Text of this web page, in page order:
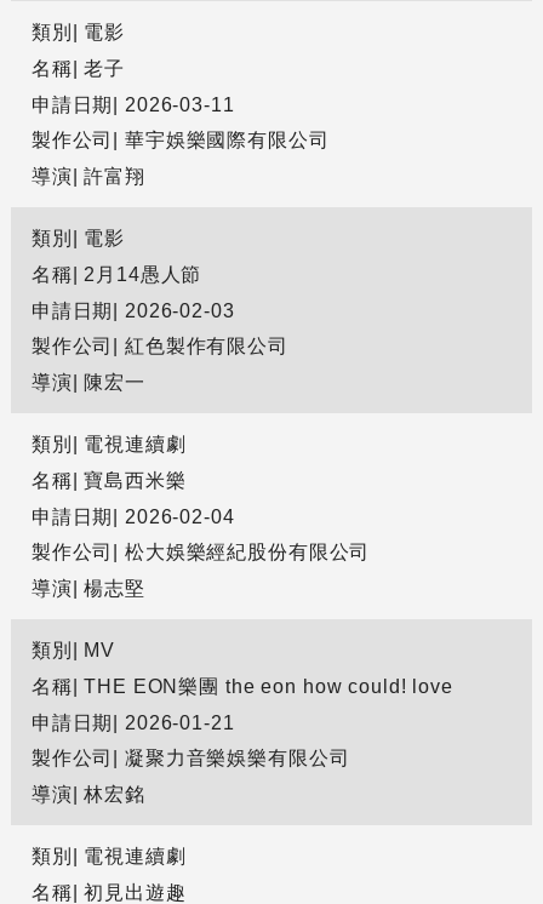
類別
電影
名稱 老子
申請日期
2026-03-11
製作公司
華宇娛樂國際有限公司
導演 許富翔
類別
電影
名稱
2月14愚人節
申請日期
2026-02-03
製作公司
紅色製作有限公司
導演
陳宏一
類別
電視連續劇
名稱 寶島西米樂
申請日期
2026-02-04
製作公司
松大娛樂經紀股份有限公司
導演 楊志堅
類別
MV
名稱 THE EON樂團 the eon how could! love
申請日期
2026-01-21
製作公司
凝聚力音樂娛樂有限公司
導演 林宏銘
類別
電視連續劇
名稱 初見出遊趣